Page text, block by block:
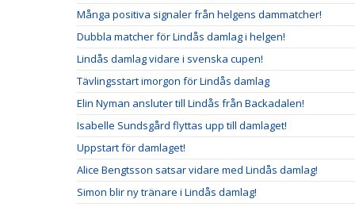
Många positiva signaler från helgens dammatcher!
Dubbla matcher för Lindås damlag i helgen!
Lindås damlag vidare i svenska cupen!
Tävlingsstart imorgon för Lindås damlag
Elin Nyman ansluter till Lindås från Backadalen!
Isabelle Sundsgård flyttas upp till damlaget!
Uppstart för damlaget!
Alice Bengtsson satsar vidare med Lindås damlag!
Simon blir ny tränare i Lindås damlag!